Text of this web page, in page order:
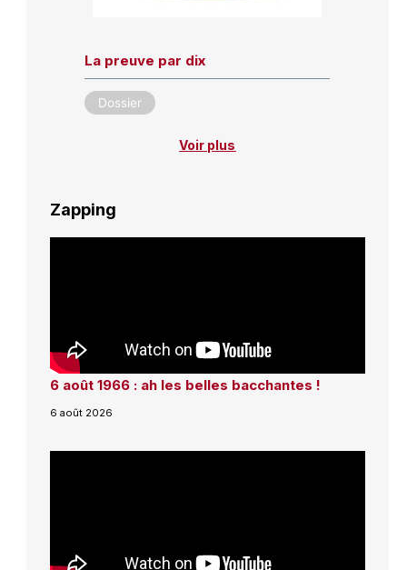
La preuve par dix
Dossier
Voir plus
Zapping
6 août 1966 : ah les belles bacchantes !
6 août 2026